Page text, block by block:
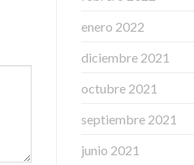
enero 2022
diciembre 2021
octubre 2021
septiembre 2021
junio 2021